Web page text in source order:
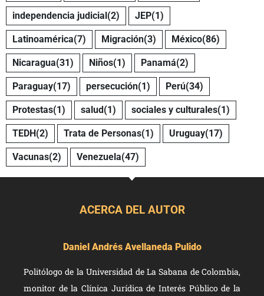
independencia judicial (2) JEP(1)
Latinoamérica(7) Migración(3) México(86)
Nicaragua(31) Niños(1) Panamá(2)
Paraguay(17) persecución(1) Perú(34)
Protestas(1) salud (1) sociales y culturales(1)
TEDH (2) Trata de Personas(1) Uruguay(17)
Vacunas(2) Venezuela(47)
ACERCA DEL AUTOR
Daniel Andrés Avellaneda Pulido
Politólogo de la Universidad de La Sabana de Colombia,
monitor de la Clínica Jurídica de Interés Público de la